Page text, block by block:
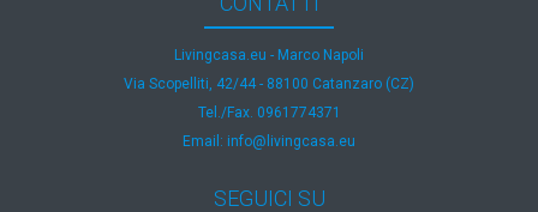
Livingcasa.eu - Marco Napoli
Via Scopelliti, 42/44 - 88100 Catanzaro (CZ)
Tel./Fax. 0961774371
Email: info@livingcasa.eu
SEGUICI SU